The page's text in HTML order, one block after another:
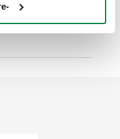
за радијатор
глава код
двоаголни врски;
bar. Среден
црна. Kv